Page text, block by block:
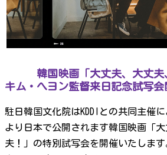
韓国映画「大丈夫、大丈夫
キム・へヨン監督来日記念試写会
駐日韓国文化院はKDDIとの共同主催に
より日本で公開されます韓国映画「
夫！」の特別試写会を開催いたします